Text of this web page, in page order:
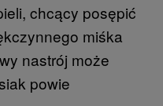
chcący posępić
miśka
nastrój może
powie